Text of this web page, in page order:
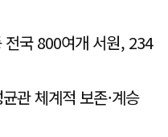
전국 800여개 서원, 234
관 체계적 보존·계승